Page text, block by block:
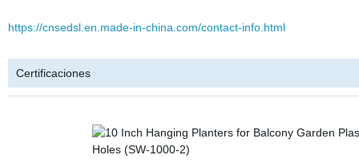
https://cnsedsl.en.made-in-china.com/contact-info.html
Certificaciones